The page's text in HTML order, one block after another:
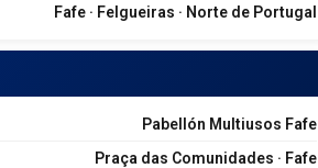
Fafe · Felgueiras · Norte de Portugal
Pabellón Multiusos Fafe
Praça das Comunidades · Fafe